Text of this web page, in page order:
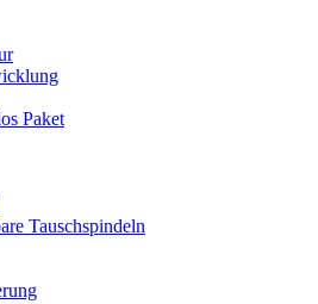
Paket
Tauschspindeln